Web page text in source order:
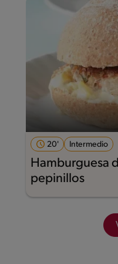
20' Intermedio
Hamburguesa
pepinillos